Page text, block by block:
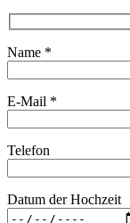
Name *
E-Mail *
Telefon
Datum der Hochzeit